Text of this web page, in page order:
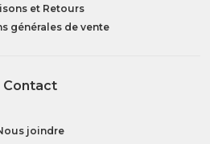
et Retours
générales de vente
Contact
joindre